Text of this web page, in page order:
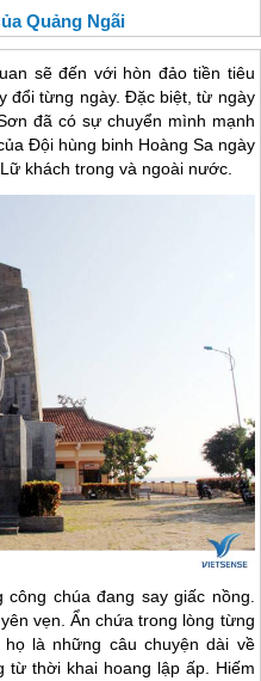
Quảng Ngãi
sẽ đến với hòn đảo tiền tiêu
đổi từng ngày. Đặc biệt, từ ngày
đã có sự chuyển mình mạnh
Đội hùng binh Hoàng Sa ngày
khách trong và ngoài nước.
chúa đang say giấc nồng.
vẹn. Ẩn chứa trong lòng từng
là những câu chuyện dài về
từ thời khai hoang lập ấp. Hiếm